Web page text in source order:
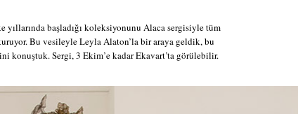
yıllarında başladığı koleksiyonunu Alaca sergisiyle tüm
Bu vesileyle Leyla Alaton’la bir araya geldik, bu
konuştuk. Sergi, 3 Ekim’e kadar Ekavart’ta görülebilir.